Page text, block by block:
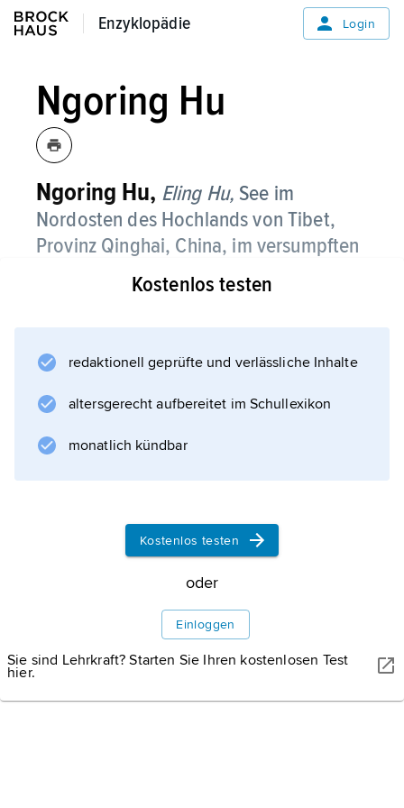
Enzyklopädie
Enzyklopädie Login
Ngoring Hu
Ngoring Hu, Eling Hu, See im
Nordosten des Hochlands von Tibet,
Provinz Qinghai, China, im versumpften
Hochtal des Hwangho, bildet mit dem
benachbarten Gyaring Hu und mehreren
Kostenlos testen
redaktionell geprüfte und verlässliche Inhalte
altersgerecht aufbereitet im Schullexikon
monatlich kündbar
Kostenlos testen
oder
Einloggen
Sie sind Lehrkraft? Starten Sie Ihren kostenlosen Test
hier.